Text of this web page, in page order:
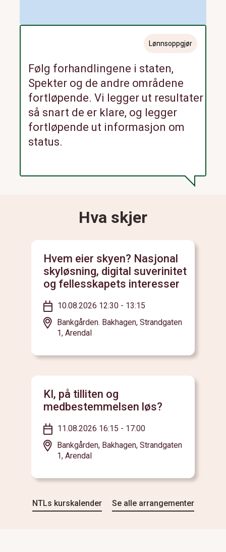
Lønnsoppgjør
Følg forhandlingene i staten,
Spekter og de andre områdene
fortløpende. Vi legger ut resultater
så snart de er klare, og legger
fortløpende ut informasjon om
status.
Hva skjer
Hvem eier skyen? Nasjonal
skyløsning, digital suverinitet
og fellesskapets interesser
10.08.2026 12:30 - 13:15
Bankgården. Bakhagen, Strandgaten
1, Arendal
KI, på tilliten og
medbestemmelsen løs?
11.08.2026 16:15 - 17:00
Bankgården, Bakhagen, Strandgaten
1, Arendal
NTLs kurskalender Se alle arrangementer